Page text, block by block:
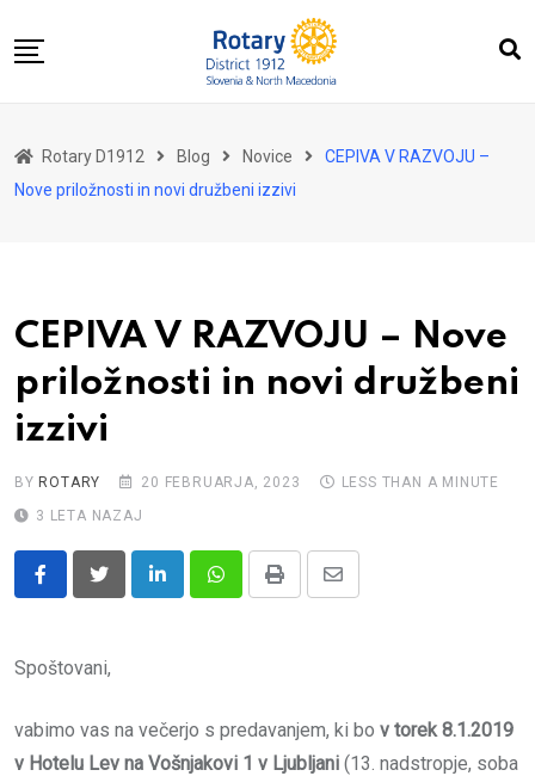
to
O nas
Kontakt
Rotary D1912 Blog Novice
CEPIVA V RAZVOJU –
Nove priložnosti in novi družbeni izzivi
CEPIVA V RAZVOJU – Nove
priložnosti in novi družbeni
izzivi
BY ROTARY 20 FEBRUARJA, 2023
LESS THAN A MINUTE
3 LETA NAZAJ
LinkedInWhatsappPrint
Share
Spoštovani,
vabimo vas na večerjo s predavanjem, ki bo v torek 8.1.2019
v Hotelu Lev na Vošnjakovi 1 v Ljubljani (13. nadstropje, soba